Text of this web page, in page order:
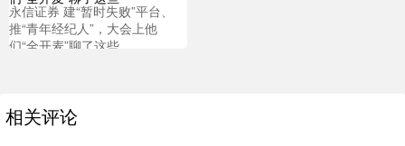
永信证券 建“暂时失败”平台、
推“青年经纪人”，大会上他
们“全开麦”聊了这些
相关评论